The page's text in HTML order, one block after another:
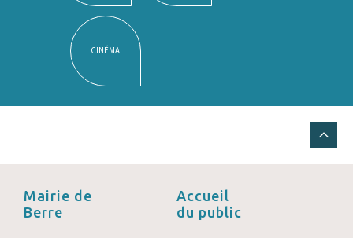
CINÉMA
Mairie de
Berre
Accueil
du public